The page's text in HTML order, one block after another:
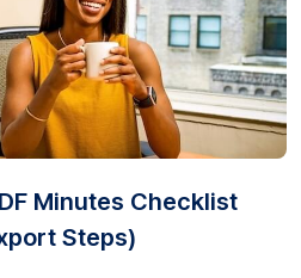
Minutes Checklist
Steps)